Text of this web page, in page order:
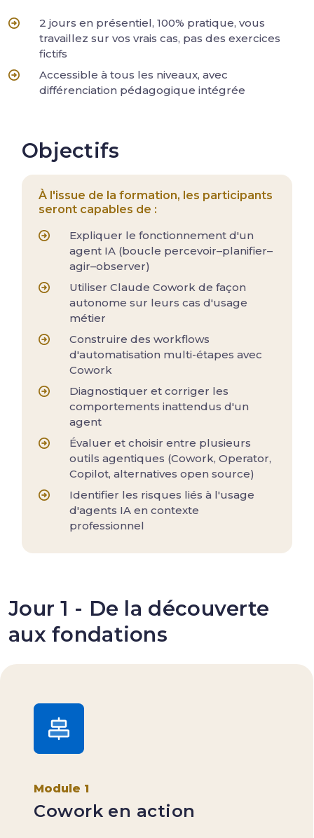
2 jours en présentiel, 100% pratique, vous
travaillez sur vos vrais cas, pas des exercices
fictifs
Accessible à tous les niveaux, avec
différenciation pédagogique intégrée
Objectifs
À l'issue de la formation, les participants
seront capables de :
Expliquer le fonctionnement d'un
agent IA (boucle percevoir–planifier–
agir–observer)
Utiliser Claude Cowork de façon
autonome sur leurs cas d'usage
métier
Construire des workflows
d'automatisation multi-étapes avec
Cowork
Diagnostiquer et corriger les
comportements inattendus d'un
agent
Évaluer et choisir entre plusieurs
outils agentiques (Cowork, Operator,
Copilot, alternatives open source)
Identifier les risques liés à l'usage
d'agents IA en contexte
professionnel
Jour 1 - De la découverte
aux fondations
Module 1
Cowork en action